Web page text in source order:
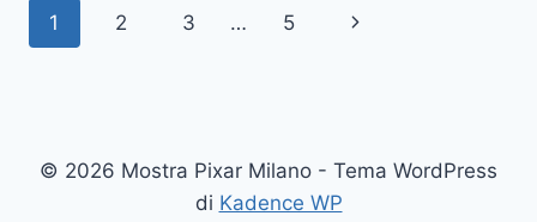
TUTTE
NOTTE
Navigazione
1 2 3 … 5
Pagina
© 2026 Mostra Pixar Milano - Tema WordPress
di Kadence WP